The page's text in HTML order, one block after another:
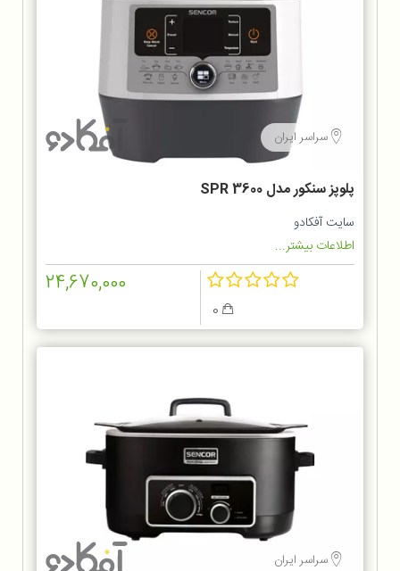
سراسر ایران
پلوپز سنکور مدل SPR 3600
سایت آفکادو
اطلاعات بیشتر...
24,670,000
سراسر ایران